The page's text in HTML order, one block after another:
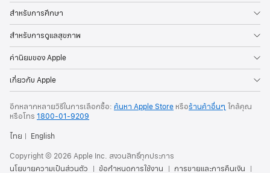
สำหรับการศึกษา
สำหรับการดูแลสุขภาพ
ค่านิยมของ Apple
เกี่ยวกับ Apple
อีกหลากหลายวิธีในการเลือกซื้อ: ค้นหา Apple Store หรือร้านค้าอื่นๆ ใกล้คุณ
หรือโทร 1800-01-9209
ไทย
English
Copyright © 2026 Apple Inc. สงวนสิทธิ์ทุกประการ
นโยบายความเป็นส่วนตัว
ข้อกำหนดการใช้งาน การขายและการคืนเงิน